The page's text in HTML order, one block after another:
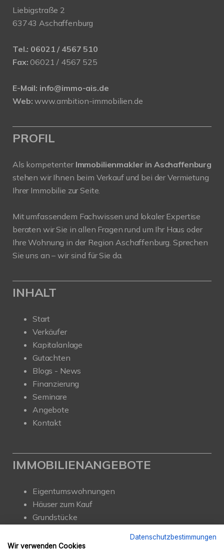
Liebigstraße 2
63743 Aschaffenburg
Tel.: 06021 / 4567 510
Fax: 06021 / 4567 525
E-Mail: info@immo-ais.de
Web: www.ambition-immobilien.de
PROFIL
Als kompetenter Immobilienmakler in Aschaffenburg
stehen wir Ihnen beim Verkauf und bei der Vermietung
Ihrer Immobilie zur Seite.
Mit umfassendem Fachwissen und lokaler Expertise
beraten wir Sie in allen Fragen rund um Ihr Haus oder
Ihre Wohnung in der Region Aschaffenburg. Sprechen
Sie uns an – wir sind für Sie da.
INHALT
Start
Verkäufer
Kapitalanlage
Gutachten
Blogs - News
Finanzierung
Seminare
Angebote
Kontakt
IMMOBILIENANGEBOTE
Eigentumswohnungen
Häuser zum Kauf
Grundstücke
Renditeobjekte
Datenschutzbestimmungen
Wir verwenden Cookies